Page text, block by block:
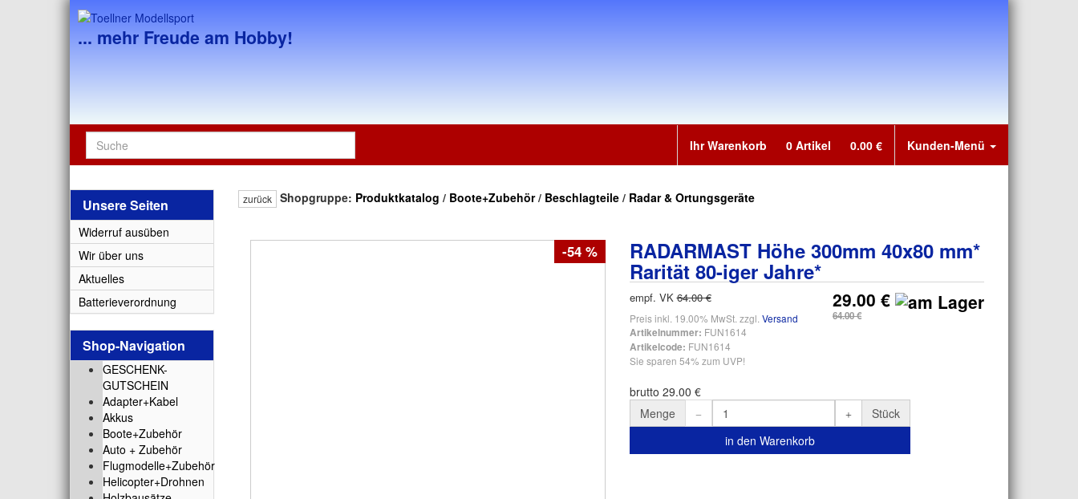
... mehr Freude am Hobby!
Ihr Warenkorb 0 Artikel 0.00 € Kunden-Menü
zurück Shopgruppe: Produktkatalog / Boote+Zubehör/ Beschlagteile / Radar & Ortungsgeräte
-54 % RADARMAST Höhe 300mm 40x80 mm*
Rarität 80-iger Jahre*
empf. VK64.00 €
Preis inkl. 19.00% MwSt. zzgl. Versand
Artikelnummer: FUN1614
Artikelcode: FUN1614
Sie sparen 54% zum UVP!
29.00 €
64.00 €
brutto 29.00 €
Menge
Stück
in den Warenkorb
Unsere Seiten
Widerruf ausüben
Wir über uns
Aktuelles
Batterieverordnung
Shop-Navigation
GESCHENK-
GUTSCHEIN
Adapter+Kabel
Akkus
Boote+Zubehör
Auto + Zubehör
Flugmodelle+Zubehör
Helicopter+Drohnen